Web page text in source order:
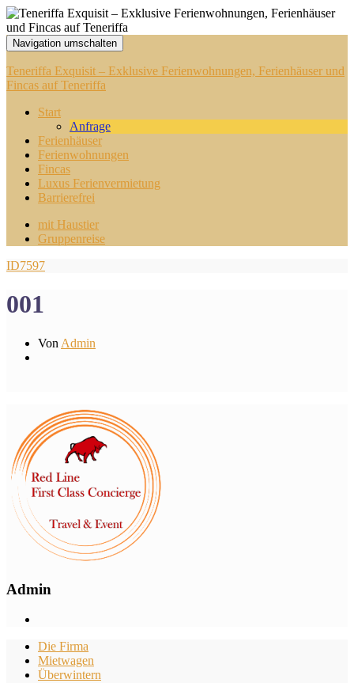
Navigation umschalten
Teneriffa Exquisit – Exklusive Ferienwohnungen, Ferienhäuser und
Fincas auf Teneriffa
Start
Anfrage
Ferienhäuser
Ferienwohnungen
Fincas
Luxus Ferienvermietung
Barrierefrei
mit Haustier
Gruppenreise
ID7597
001
Von Admin
Admin
Die Firma
Mietwagen
Überwintern